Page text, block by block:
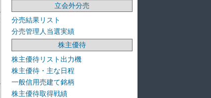
立会外分売
分売結果リスト
分売管理人当選実績
株主優待
株主優待リスト出力機
株主優待・主な日程
一般信用売建て銘柄
株主優待取得戦績